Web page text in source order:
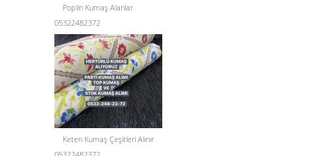
Poplin Kumaş Alanlar
05322482372
Keten Kumaş Çeşitleri Alınır